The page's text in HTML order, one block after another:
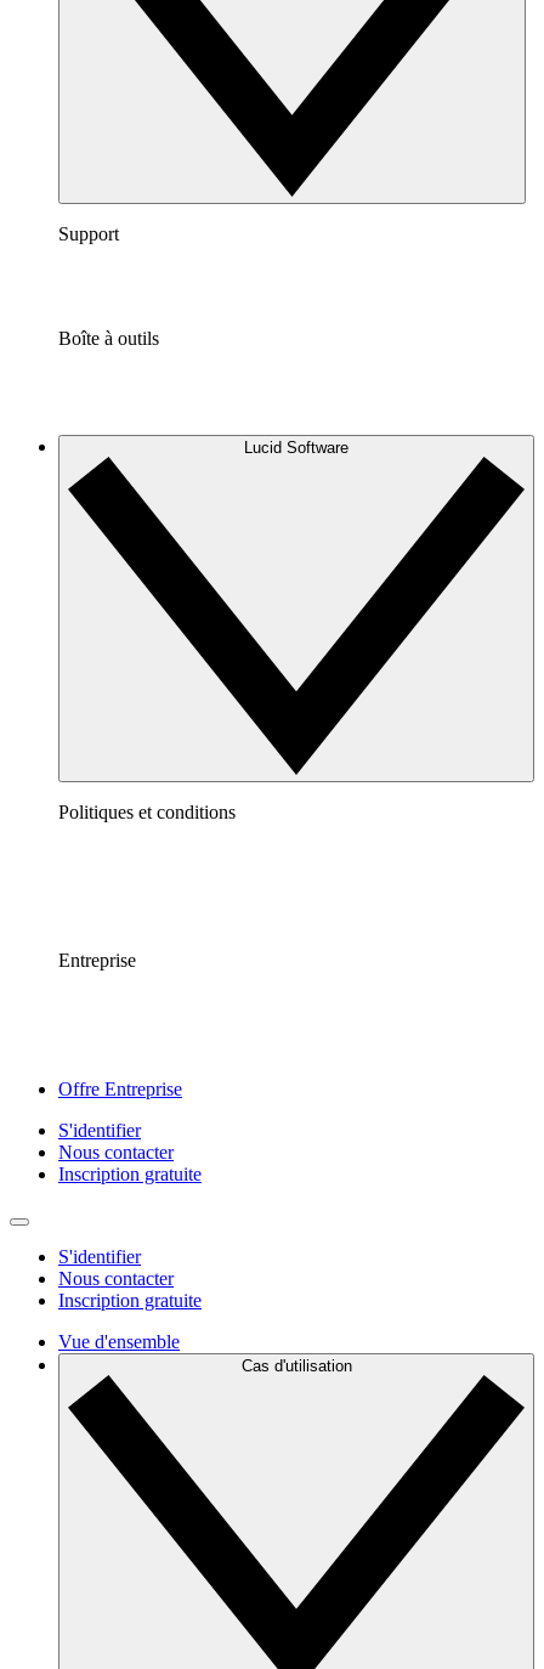
Support
Boîte à outils
Lucid Software
Politiques et conditions
Entreprise
Offre Entreprise
S'identifier
Nous contacter
Inscription gratuite
S'identifier
Nous contacter
Inscription gratuite
Vue d'ensemble
Cas d'utilisation